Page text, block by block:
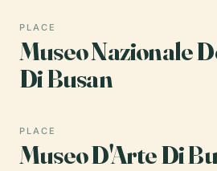
PLACE
Museo Nazionale
Di Busan
PLACE
Museo D'Arte Di